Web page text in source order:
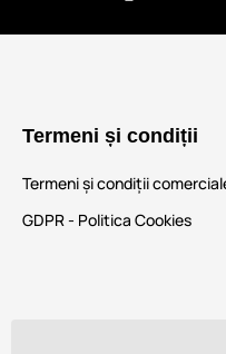
Termeni și condiții
Termeni și condiții
GDPR - Politica Cookies